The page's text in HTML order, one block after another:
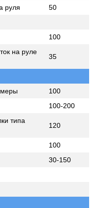
руля
50
100
на руле
35
100
100-200
типа
120
100
30-150